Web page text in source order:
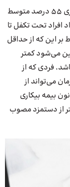
مبلغ بیمه بیکاری یا همان میزان مقرری بیمه بیکاری ۵۵ درصد متوسط
تحت تکفل تا
بر این که از حداقل
می‌شود کمتر
نباشد. فردی که از
می‌تواند از
بیمه بیکاری
از دستمزد مصوب